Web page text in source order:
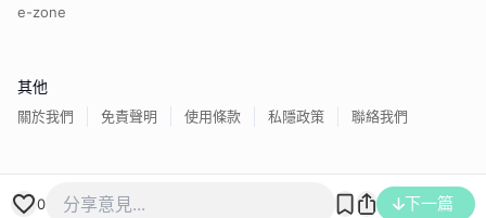
0 下一篇
e-zone
其他
關於我們 免責聲明 使用條款 私隱政策 聯絡我們
香港經濟日報版權所有©